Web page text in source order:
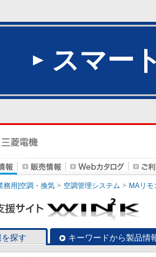
スマー
務用]空調・換気 空調管理システム MAリモ
探す キーワードから製品情